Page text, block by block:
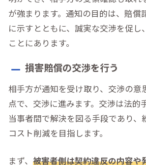
が強まります。通知の目的は、賠償
に示すとともに、誠実な交渉を促し
ことにあります。
損害賠償の交渉を行う
相手方が通知を受け取り、交渉の意
点で、交渉に進みます。交渉は法的
当事者間で解決を図る手段であり、
コスト削減を目指します。
まず、 被害者側は契約違反の内容や